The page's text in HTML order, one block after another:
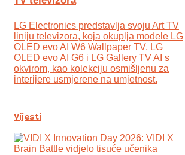
LG Electronics predstavlja svoju Art TV
liniju televizora, koja okuplja modele LG
OLED evo AI W6 Wallpaper TV, LG
OLED evo AI G6 i LG Gallery TV AI s
okvirom, kao kolekciju osmišljenu za
interijere usmjerene na umjetnost.
Vijesti